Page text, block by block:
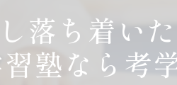
落ち着い
なら考